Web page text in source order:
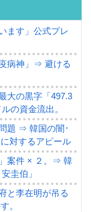
ます」公式プレ
病神」⇒ 避ける
大の黒字「497.3
の資金流出。
題 ⇒ 韓国の闇･
対するアピール
案件 × ２。⇒ 韓
圭伯」
と李在明が吊る
。